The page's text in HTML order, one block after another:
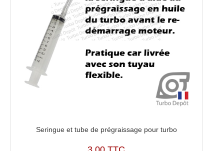
Seringue et tube de prégraissage pour turbo